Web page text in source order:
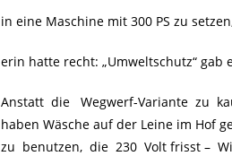
in eine Maschine mit 300 PS zu
erin hatte recht: „Umweltschutz“ gab
Anstatt die Wegwerf-Variante zu
haben Wäsche auf der Leine im Hof
zu benutzen, die 230 Volt frisst –